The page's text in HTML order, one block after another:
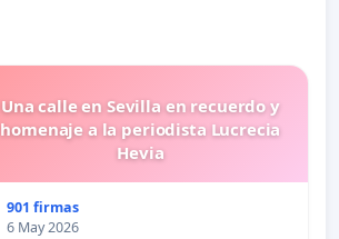
Una calle en Sevilla en recuerdo y
homenaje a la periodista Lucrecia
Hevia
901 firmas
6 May 2026